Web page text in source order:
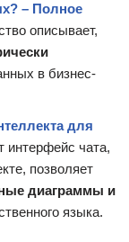
– Полное
описывает,
в бизнес-
для
интерфейс чата,
позволяет
диаграммы и
языка.